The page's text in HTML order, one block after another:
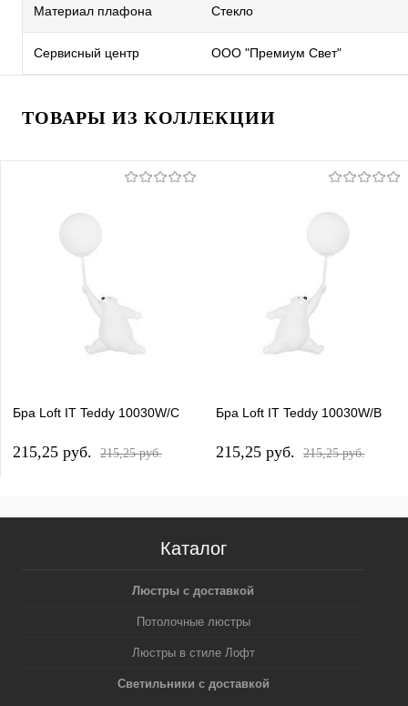
Материал плафона Стекло
Сервисный центр ООО "Премиум Свет"
ТОВАРЫ ИЗ КОЛЛЕКЦИИ
Бра Loft IT Teddy 10030W/C
215,25 pуб. 215,25 pуб.
Бра Loft IT Teddy 10030W/B
215,25 pуб. 215,25 pуб.
Каталог
Люстры с доставкой
Потолочные люстры
Люстры в стиле Лофт
Светильники с доставкой